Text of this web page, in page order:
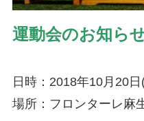
運動会のお知ら
日時：2018年10月20
場所：フロンターレ麻